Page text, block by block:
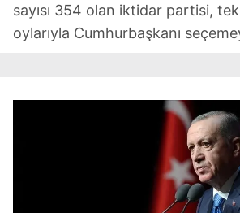
sayısı 354 olan iktidar partisi,
oylarıyla Cumhurbaşkanı